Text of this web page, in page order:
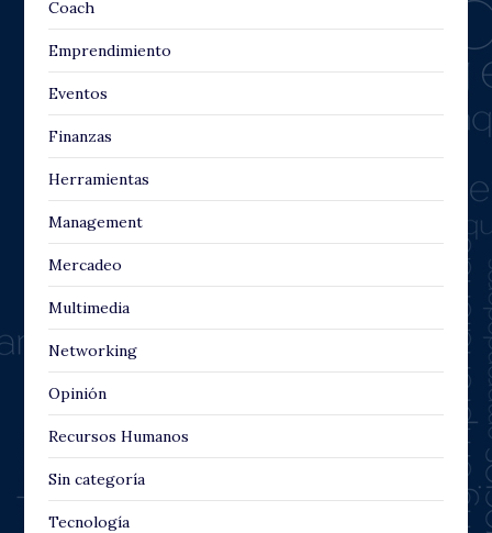
Coach
Emprendimiento
Eventos
Finanzas
Herramientas
Management
Mercadeo
Multimedia
Networking
Opinión
Recursos Humanos
Sin categoría
Tecnología